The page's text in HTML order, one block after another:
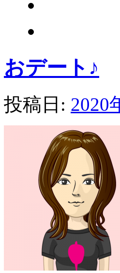
おデート♪
投稿日: 2020